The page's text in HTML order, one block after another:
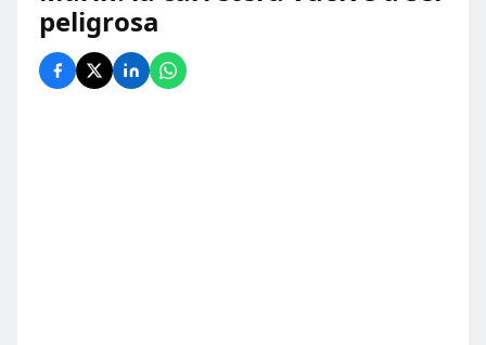
peligrosa